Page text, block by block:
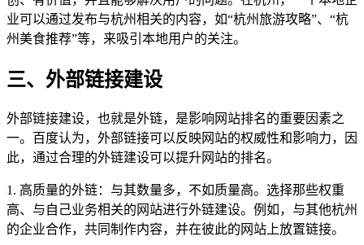
业可以通过发布与杭州相关的内容，如“杭州旅游攻略”、“杭
州美食推荐”等，来吸引本地用户的关注。
三、外部链接建设
外部链接建设，也就是外链，是影响网站排名的重要因素之
一。百度认为，外部链接可以反映网站的权威性和影响力，因
此，通过合理的外链建设可以提升网站的排名。
1. 高质量的外链：与其数量多，不如质量高。选择那些权重
高、与自己业务相关的网站进行外链建设。例如，与其他杭州
的企业合作，共同制作内容，并在彼此的网站上放置链接。